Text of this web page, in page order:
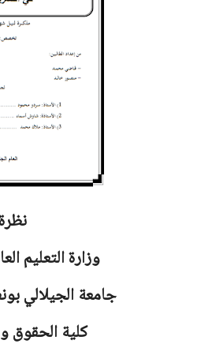
وزارة التعليم
جامعةالجيلالي
كلية الحقوق